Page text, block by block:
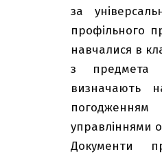
за
профільного
навчалися в
з предмета
визначають
управліннями
Документи